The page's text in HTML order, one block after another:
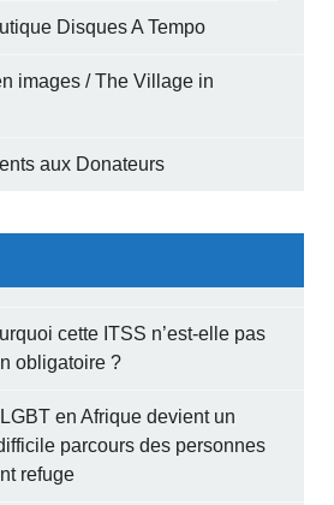
Disques A Tempo
images / The Village in
aux Donateurs
cette ITSS n’est-elle pas
obligatoire ?
en Afrique devient un
parcours des personnes
refuge